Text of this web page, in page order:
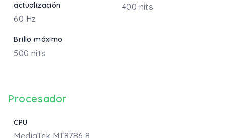
actualización
60 Hz
400 nits
Brillo máximo
500 nits
Procesador
CPU
MediaTek MT8786 8